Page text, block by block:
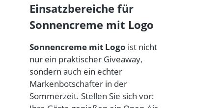
Einsatzbereiche für
Sonnencreme mit Logo
Sonnencreme mit Logo ist nicht
nur ein praktischer Giveaway,
sondern auch ein echter
Markenbotschafter in der
Sommerzeit. Stellen Sie sich vor: